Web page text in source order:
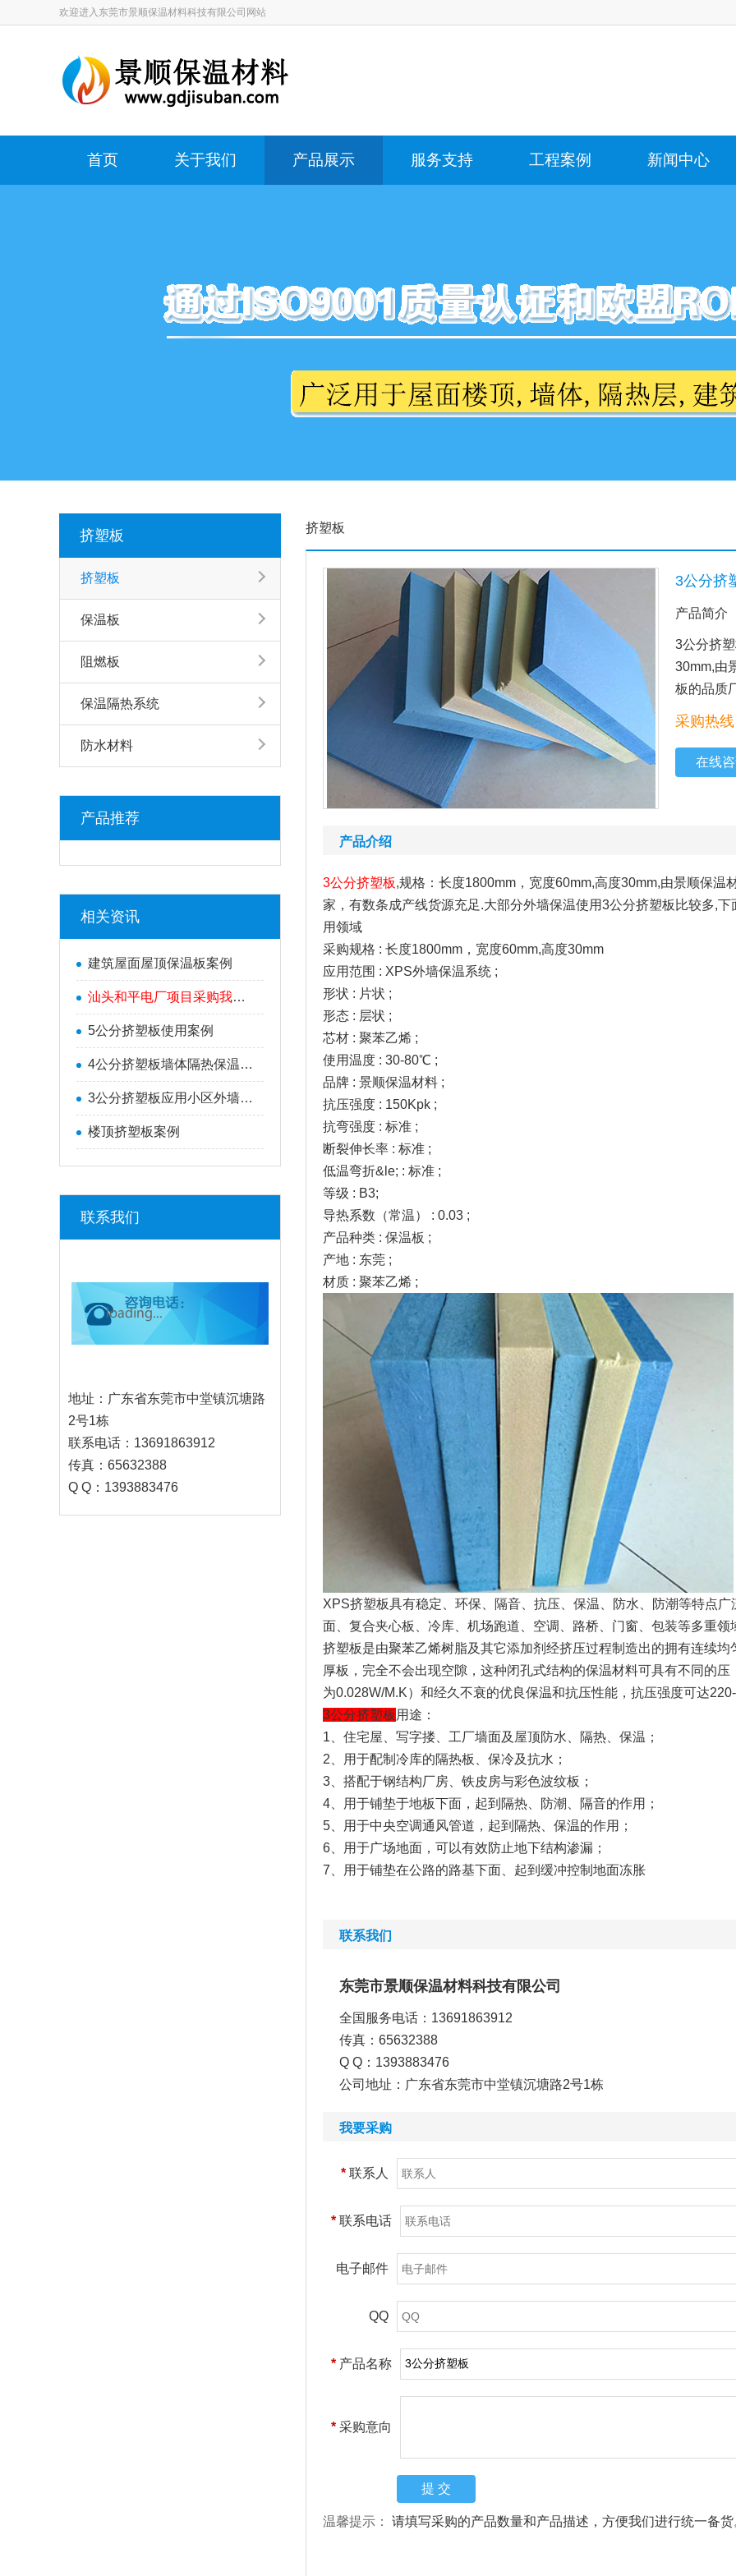
欢迎进入东莞市景顺保温材料科技有限公司网站
首页 关于我们 产品展示 服务支持 工程案例 新闻中心
挤塑板
挤塑板
保温板
阻燃板
保温隔热系统
防水材料
产品推荐
相关资讯
建筑屋面屋顶保温板案例
汕头和平电厂项目采购我司5公分挤塑
5公分挤塑板使用案例
4公分挤塑板墙体隔热保温案例
3公分挤塑板应用小区外墙保温
楼顶挤塑板案例
联系我们
地址：广东省东莞市中堂镇沉塘路
2号1栋
联系电话 ：13691863912
传真：65632388
Q Q：1393883476
挤塑板
3公分挤
产品简介
3公分挤
30mm,由
板的品质
采购热
在线
产品介绍
3公分挤塑板,规格：长度1800mm，宽度60mm,高度30mm,由景顺保
家，有数条成产线货源充足.大部分外墙保温使用3公分挤塑板比较多,
用领域
采购规格 : 长度1800mm，宽度60mm,高度30mm
应用范围 : XPS外墙保温系统 ;
形状 : 片状 ;
形态 : 层状 ;
芯材 : 聚苯乙烯 ;
使用温度 : 30-80℃ ;
品牌 : 景顺保温材料 ;
抗压强度 : 150Kpk ;
抗弯强度 : 标准 ;
断裂伸长率 : 标准 ;
低温弯折&le; : 标准 ;
等级 : B3;
导热系数（常温） : 0.03 ;
产品种类 : 保温板 ;
产地 : 东莞 ;
材质 : 聚苯乙烯 ;
XPS挤塑板具有稳定、环保、隔音、抗压、保温、防水、防潮等特点
面、复合夹心板、冷库、机场跑道、空调、路桥、门窗、包装等多重领
挤塑板是由聚苯乙烯树脂及其它添加剂经挤压过程制造出的拥有连续
厚板，完全不会出现空隙，这种闭孔式结构的保温材料可具有不同的
为0.028W/M.K）和经久不衰的优良保温和抗压性能，抗压强度可达
3公分挤塑板 用途：
1、住宅屋、写字搂、工厂墙面及屋顶防水、隔热、保温；
2、用于配制冷库的隔热板、保冷及抗水；
3、搭配于钢结构厂房、铁皮房与彩色波纹板；
4、用于铺垫于地板下面，起到隔热、防潮、隔音的作用；
5、用于中央空调通风管道，起到隔热、保温的作用；
6、用于广场地面，可以有效防止地下结构渗漏；
7、用于铺垫在公路的路基下面、起到缓冲控制地面冻胀
联系我们
东莞市景顺保温材料科技有限公司
全国服务电话：13691863912
传真：65632388
Q Q：1393883476
公司地址：广东省东莞市中堂镇沉塘路2号1栋
我要采购
* 联系人
* 联系电话
电子邮件
QQ
* 产品名称
* 采购意向
温馨提示： 请填写采购的产品数量和产品描述，方便我们进行统一备货